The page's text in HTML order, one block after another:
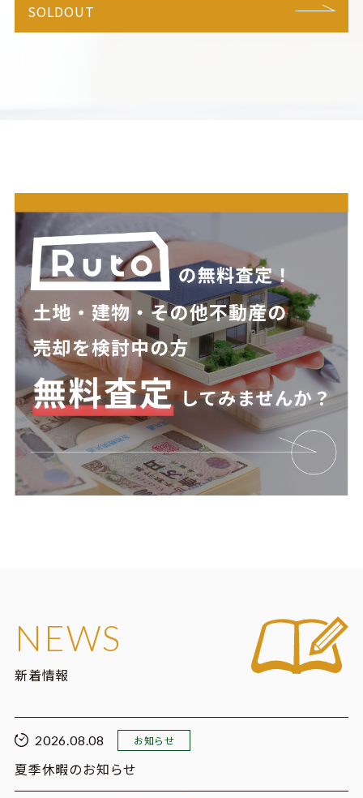
SOLDOUT
NEWS
新着情報
2026.08.08 お知らせ
夏季休暇のお知らせ